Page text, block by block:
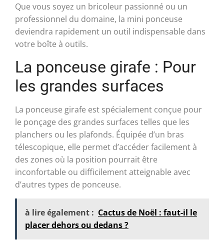
Que vous soyez un bricoleur passionné ou un
professionnel du domaine, la mini ponceuse
deviendra rapidement un outil indispensable dans
votre boîte à outils.
La ponceuse girafe : Pour
les grandes surfaces
La ponceuse girafe est spécialement conçue pour
le ponçage des grandes surfaces telles que les
planchers ou les plafonds. Équipée d’un bras
télescopique, elle permet d’accéder facilement à
des zones où la position pourrait être
inconfortable ou difficilement atteignable avec
d’autres types de ponceuse.
à lire également : Cactus de Noël : faut-il le
placer dehors ou dedans ?